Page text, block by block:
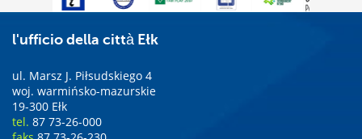
l'ufficio della città Ełk
ul. Marsz J. Piłsudskiego 4
woj. warmińsko-mazurskie
19-300 Ełk
tel. 87 73-26-000